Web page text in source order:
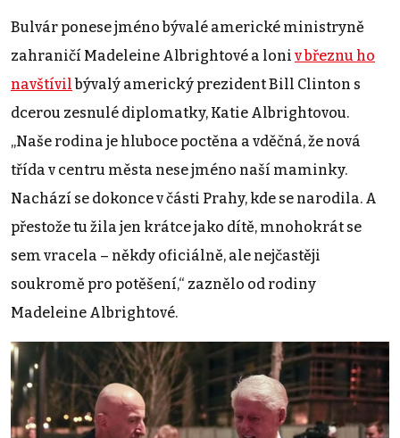
Bulvár ponese jméno bývalé americké ministryně
zahraničí Madeleine Albrightové a loni v březnu ho
navštívil bývalý americký prezident Bill Clinton s
dcerou zesnulé diplomatky, Katie Albrightovou.
„Naše rodina je hluboce poctěna a vděčná, že nová
třída v centru města nese jméno naší maminky.
Nachází se dokonce v části Prahy, kde se narodila. A
přestože tu žila jen krátce jako dítě, mnohokrát se
sem vracela – někdy oficiálně, ale nejčastěji
soukromě pro potěšení,“ zaznělo od rodiny
Madeleine Albrightové.